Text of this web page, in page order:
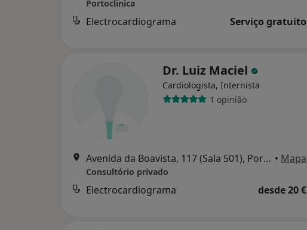
Portoclínica
Electrocardiograma Serviço gratuito
Dr. Luiz Maciel
Cardiologista, Internista
1 opinião
Avenida da Boavista, 117 (Sala 501), Porto • Mapa
Consultório privado
Electrocardiograma desde 20 €